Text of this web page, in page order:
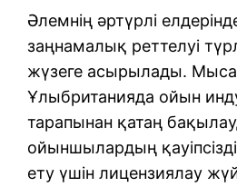
Әлемнің әртүрлі
заңнамалық реттелуі
жүзеге асырылады.
Ұлыбританияда ойын
тарапынан қатаң
ойыншылардың
ету үшін лицензиялау